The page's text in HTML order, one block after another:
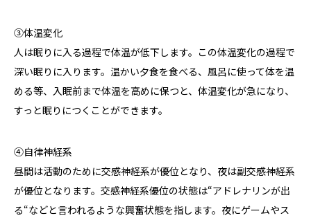
③体温変化
人は眠りに入る過程で体温が低下します。この体温変化の過程で
深い眠りに入ります。温かい夕食を食べる、風呂に使って体を温
める等、入眠前まで体温を高めに保つと、体温変化が急になり、
すっと眠りにつくことができます。
④自律神経系
昼間は活動のために交感神経系が優位となり、夜は副交感神経系
が優位となります。交感神経系優位の状態は“アドレナリンが出
る“などと言われるような興奮状態を指します。夜にゲームやス